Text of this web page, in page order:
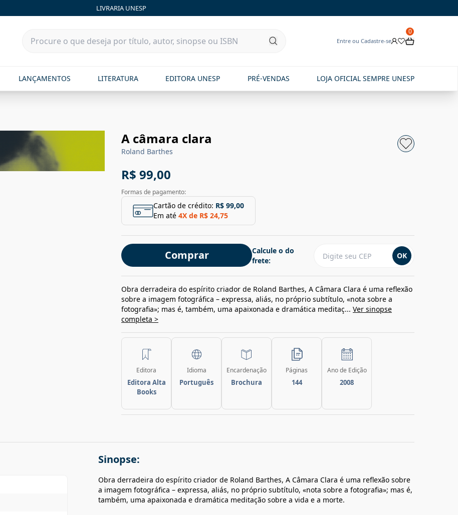
LIVRARIA UNESP
Entre ou Cadastre-se
0
LANÇAMENTOS LITERATURA EDITORA UNESP PRÉ-VENDAS LOJA OFICIAL SEMPRE UNESP
A câmara clara
Roland Barthes
R$ 99,00
Formas de pagamento:
Cartão de crédito: R$ 99,00
Em até 4X de R$ 24,75
Comprar
Calcule o do
frete:
OK
Obra derradeira do espírito criador de Roland Barthes, A Câmara Clara é uma reflexão
sobre a imagem fotográfica – expressa, aliás, no próprio subtítulo, «nota sobre a
fotografia»; mas é, também, uma apaixonada e dramática meditaç... Ver sinopse
completa >
Editora
Editora Alta
Books
Idioma
Português
Encardenação
Brochura
Páginas
144
Ano de Edição
2008
Sinopse:
Obra derradeira do espírito criador de Roland Barthes, A Câmara Clara é uma reflexão sobre
a imagem fotográfica – expressa, aliás, no próprio subtítulo, «nota sobre a fotografia»; mas é,
também, uma apaixonada e dramática meditação sobre a vida e a morte.